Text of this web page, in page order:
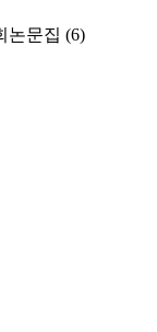
논문집 (6)